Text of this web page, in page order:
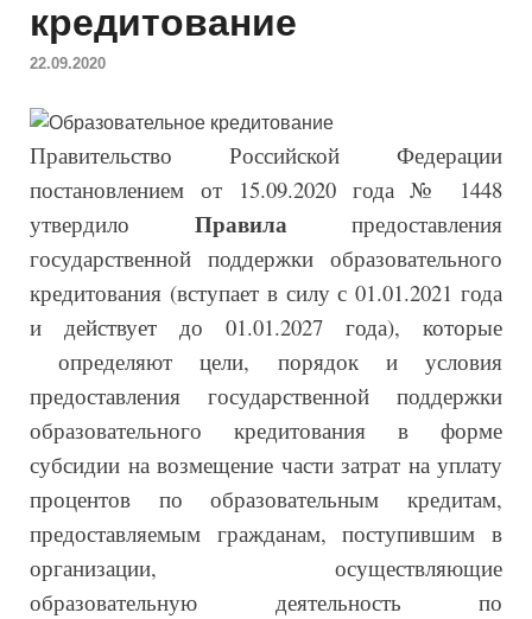
кредитование
22.09.2020
Правительство Российской Федерации
постановлением от 15.09.2020 года № 1448
утвердило Правилапредоставления
государственной поддержки образовательного
кредитования (вступает в силу с 01.01.2021 года
и действует до 01.01.2027 года), которые
определяют цели, порядок и условия
предоставления государственной поддержки
образовательного кредитования в форме
субсидии на возмещение части затрат на уплату
процентов по образовательным кредитам,
предоставляемым гражданам, поступившим в
организации, осуществляющие
образовательную деятельность по